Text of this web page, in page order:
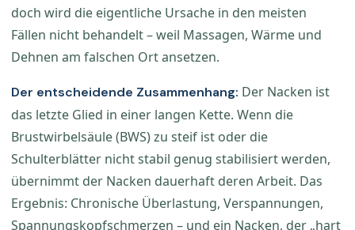
doch wird die eigentliche Ursache in den meisten
Fällen nicht behandelt – weil Massagen, Wärme und
Dehnen am falschen Ort ansetzen.
Der entscheidende Zusammenhang: Der Nacken ist
das letzte Glied in einer langen Kette. Wenn die
Brustwirbelsäule (BWS) zu steif ist oder die
Schulterblätter nicht stabil genug stabilisiert werden,
übernimmt der Nacken dauerhaft deren Arbeit. Das
Ergebnis: Chronische Überlastung, Verspannungen,
Spannungskopfschmerzen – und ein Nacken, der „hart